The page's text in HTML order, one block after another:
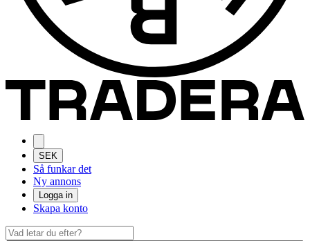
SEK
Så funkar det
Ny annons
Logga in
Skapa konto